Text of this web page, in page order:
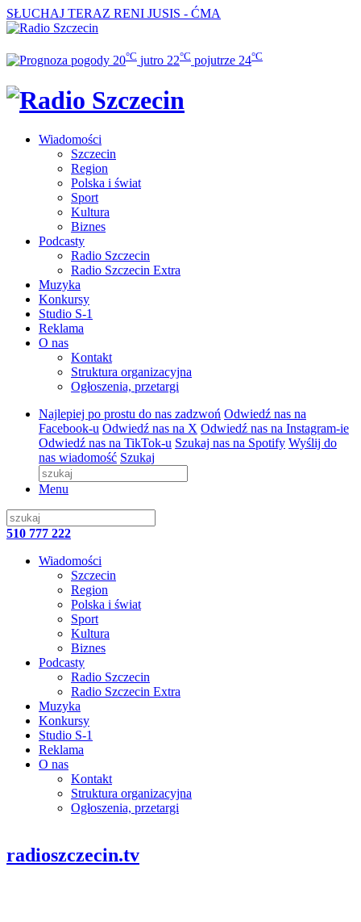
SŁUCHAJ TERAZ RENI JUSIS - ĆMA
20°C jutro 22°C pojutrze 24°C
Wiadomości
Szczecin
Region
Polska i świat
Sport
Kultura
Biznes
Podcasty
Radio Szczecin
Radio Szczecin Extra
Muzyka
Konkursy
Studio S-1
Reklama
O nas
Kontakt
Struktura organizacyjna
Ogłoszenia, przetargi
Najlepiej po prostu do nas zadzwoń Odwiedź nas na
Facebook-u Odwiedź nas na X Odwiedź nas na Instagram-ie
Odwiedź nas na TikTok-u Szukaj nas na Spotify Wyślij do
nas wiadomość Szukaj
Menu
510 777 222
Wiadomości
Szczecin
Region
Polska i świat
Sport
Kultura
Biznes
Podcasty
Radio Szczecin
Radio Szczecin Extra
Muzyka
Konkursy
Studio S-1
Reklama
O nas
Kontakt
Struktura organizacyjna
Ogłoszenia, przetargi
radioszczecin.tv